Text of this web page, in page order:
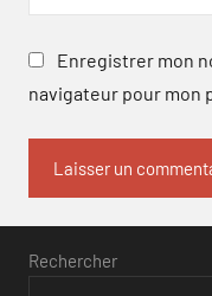
Enregistrer mon
navigateur pour mon
Rechercher